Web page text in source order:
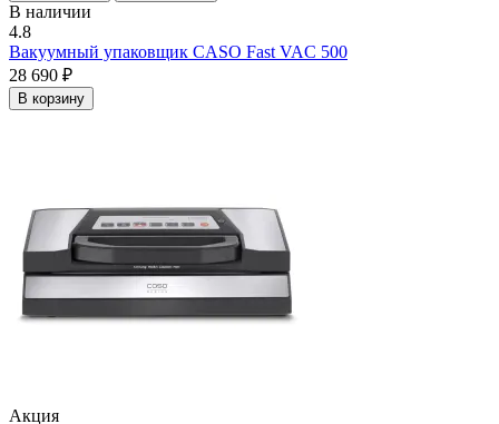
В наличии
4.8
Вакуумный упаковщик CASO Fast VAC 500
28 690 ₽
В корзину
Акция